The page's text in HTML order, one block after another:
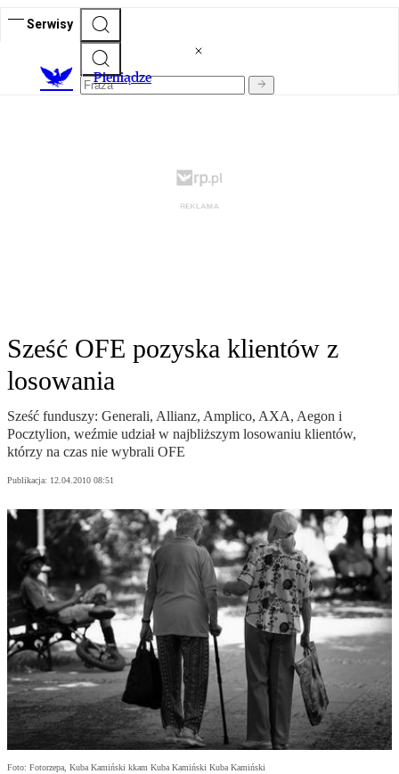
Serwisy
Pieniądze
Sześć OFE pozyska klientów z
losowania
Sześć funduszy: Generali, Allianz, Amplico, AXA, Aegon i
Pocztylion, weźmie udział w najbliższym losowaniu klientów,
którzy na czas nie wybrali OFE
Publikacja: 12.04.2010 08:51
Foto: Fotorzepa, Kuba Kamiński kkam Kuba Kamiński Kuba Kamiński